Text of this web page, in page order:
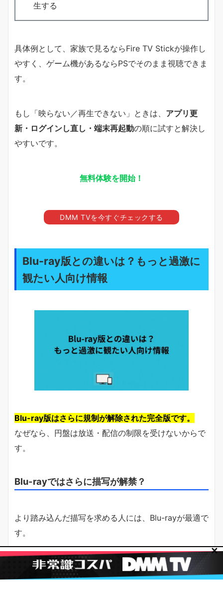
生する
具体例として、家族で見るならFire TV Stickが操作し
やすく、ゲーム機があるならPSでそのまま視聴できま
す。
もし「映らない／再生できない」ときは、 アプリ更
新・ログインし直し・端末再起動の順に試すと解決し
やすいです。
無料体験を開始！
DMM TVを今すぐチェックする
Blu-ray版との違いは？もっと過激に
観たい人向け情報
Blu-ray版はさらに規制が解除された完全版です。
なぜなら、円盤は放送・配信の制限を受けないからで
す。
Blu-rayではさらに描写が解禁？
より踏み込んだ描写を求める人には、Blu-rayが最適で
す。
映像特典・修正なし比較・描き下ろし特典の魅
力
✕